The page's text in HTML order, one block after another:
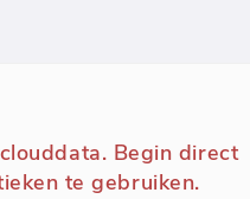
Begin direct
te gebruiken.